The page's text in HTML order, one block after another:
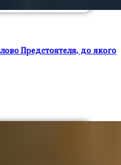
Предстоятеля, до якого